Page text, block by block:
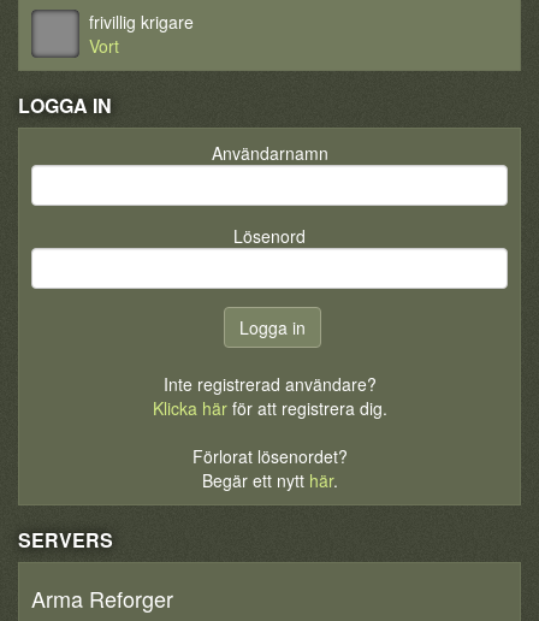
frivillig krigare
Vort
LOGGA IN
Användarnamn
Lösenord
Inte registrerad användare?
Klicka härför att registrera dig.
Förlorat lösenordet?
Begär ett nytt här.
SERVERS
Arma Reforger